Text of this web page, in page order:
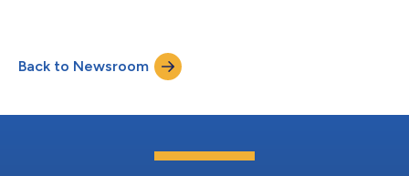
sécurisé et orchestré dans des environnements hybrides. « Dans
les entreprises d’aujourd’hui, le transfert de fichiers n’est plus
une simple opération ponct...
Back to Newsroom